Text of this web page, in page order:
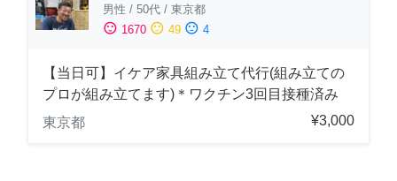
男性 / 50代 / 東京都
sentiment_satisfied 1670 sentiment_neutral 49 sentiment_dissatisfied 4
【当日可】イケア家具組み立て代行(組み立ての
プロが組み立てます)＊ワクチン3回目接種済み
東京都
¥3,000